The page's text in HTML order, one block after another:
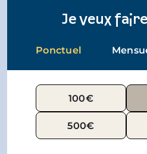
Pour un don par chèque,
de soutien à adresser à la
Je veux
Ponctuel
100€
500€